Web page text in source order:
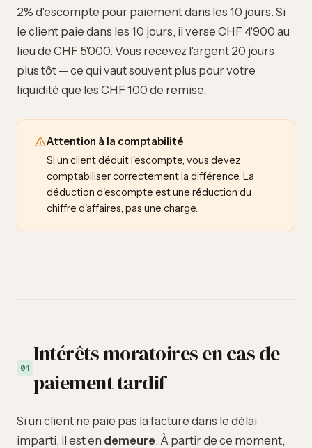
2% d'escompte pour paiement dans les 10 jours. Si
le client paie dans les 10 jours, il verse CHF 4'900 au
lieu de CHF 5'000. Vous recevez l'argent 20 jours
plus tôt — ce qui vaut souvent plus pour votre
liquidité que les CHF 100 de remise.
Attention à la comptabilité
Si un client déduit l'escompte, vous devez
comptabiliser correctement la différence. La
déduction d'escompte est une réduction du
chiffre d'affaires, pas une charge.
04
Intérêts moratoires en cas de
paiement tardif
Si un client ne paie pas la facture dans le délai
imparti, il est en demeure. À partir de ce moment,